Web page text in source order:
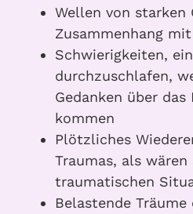
Wellen von starken
Zusammenhang
Schwierigkeiten,
durchzuschlafen,
Gedanken über
kommen
Plötzliches
Traumas, als
traumatischen
Belastende